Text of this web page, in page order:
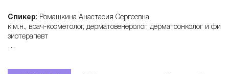
Спикер: Ромашкина Анастасия Сергеевна
к.м.н., врач-косметолог, дерматовенеролог, дерматоонколог и фи
зиотерапевт